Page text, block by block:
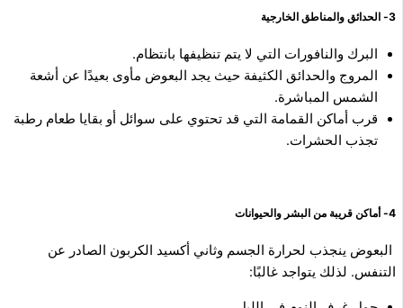
3- الحدائق والمناطق الخارجية
البرك والنافورات التي لا يتم تنظيفها بانتظام.
المروج والحدائق الكثيفة حيث يجد البعوض مأوى بعيدًا عن أشعة
الشمس المباشرة.
قرب أماكن القمامة التي قد تحتوي على سوائل أو بقايا طعام رطبة
تجذب الحشرات.
4- أماكن قريبة من البشر والحيوانات
البعوض ينجذب لحرارة الجسم وثاني أكسيد الكربون الصادر عن
التنفس. لذلك يتواجد غالبًا: